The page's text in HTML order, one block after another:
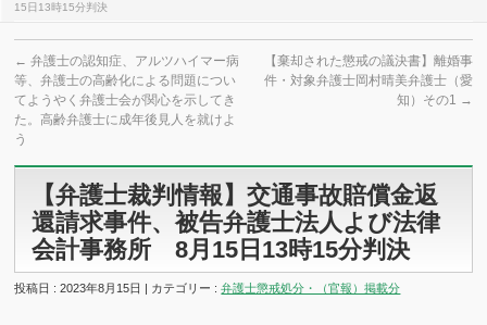
15日13時15分判決
← 弁護士の認知症、アルツハイマー病
等、弁護士の高齢化による問題につい
てようやく弁護士会が関心を示してき
た。高齢弁護士に成年後見人を就けよ
う
【棄却された懲戒の議決書】離婚事
件・対象弁護士岡村晴美弁護士（愛
知）その1 →
【弁護士裁判情報】交通事故賠償金返
還請求事件、被告弁護士法人よび法律
会計事務所 8月15日13時15分判決
投稿日 : 2023年8月15日 | カテゴリー :弁護士懲戒処分・（官報）掲載分